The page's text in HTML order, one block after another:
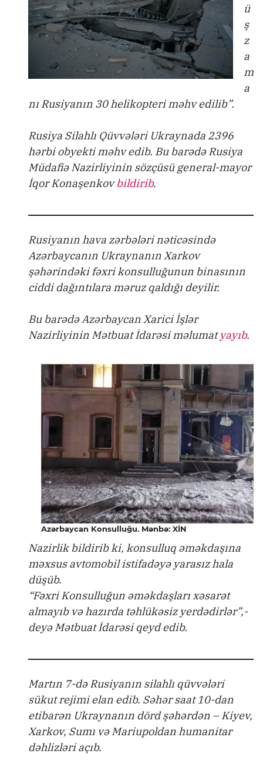
ü
ş
z
a
m
a
nı Rusiyanın 30 helikopteri məhv edilib”.
Rusiya Silahlı Qüvvələri Ukraynada 2396
hərbi obyekti məhv edib. Bu barədə Rusiya
Müdafiə Nazirliyinin sözçüsü general-mayor
İqor Konaşenkovbildirib.
Rusiyanın hava zərbələri nəticəsində
Azərbaycanın Ukraynanın Xarkov
şəhərindəki fəxri konsulluğunun binasının
ciddi dağıntılara məruz qaldığı deyilir.
Bu barədə Azərbaycan Xarici İşlər
Nazirliyinin Mətbuat İdarəsi məlumatyayıb.
Azərbaycan Konsulluğu. Mənbə: XİN
Nazirlik bildirib ki, konsulluq əməkdaşına
məxsus avtomobil istifadəyə yarasız hala
düşüb.
“Fəxri Konsulluğun əməkdaşları xəsarət
almayıb və hazırda təhlükəsiz yerdədirlər”,-
deyə Mətbuat İdarəsi qeyd edib.
Martın 7-də Rusiyanın silahlı qüvvələri
sükut rejimi elan edib. Səhər saat 10-dan
etibarən Ukraynanın dörd şəhərdən – Kiyev,
Xarkov, Sumı və Mariupoldan humanitar
dəhlizləri açıb.